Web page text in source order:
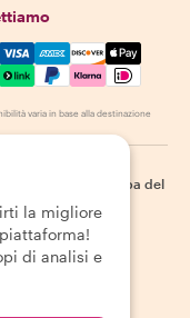
Visa, Amex,
varia in base alla destinazione
Mappa del
la migliore
di analisi e